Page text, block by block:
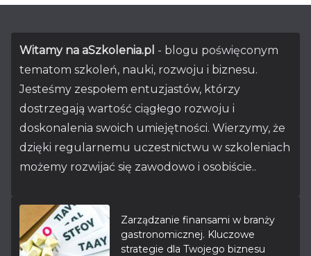
Witamy na aSzkolenia.pl - blogu poświęconym
tematom szkoleń, nauki, rozwoju i biznesu.
Jesteśmy zespołem entuzjastów, którzy
dostrzegają wartość ciągłego rozwoju i
doskonalenia swoich umiejętności. Wierzymy, że
dzięki regularnemu uczestnictwu w szkoleniach
możemy rozwijać się zawodowo i osobiście..
Zarządzanie finansami w branży
gastronomicznej. Kluczowe
strategie dla Twojego biznesu